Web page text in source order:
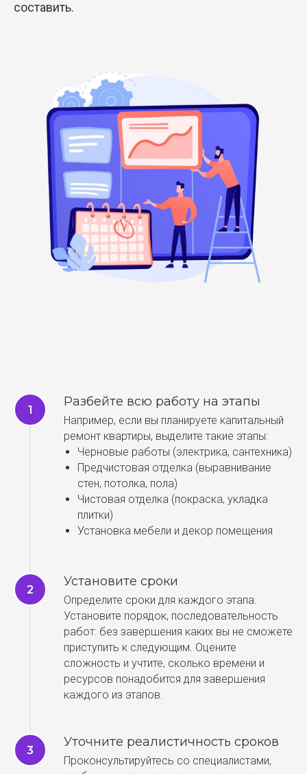
составить.
Разбейте всю работу на этапы
Например, если вы планируете капитальный
ремонт квартиры, выделите такие этапы:
Черновые работы (электрика, сантехника)
Предчистовая отделка (выравнивание
стен, потолка, пола)
Чистовая отделка (покраска, укладка
плитки)
Установка мебели и декор помещения
Установите сроки
Определите сроки для каждого этапа.
Установите порядок, последовательность
работ: без завершения каких вы не сможете
приступить к следующим. Оцените
сложность и учтите, сколько времени и
ресурсов понадобится для завершения
каждого из этапов.
Уточните реалистичность сроков
Проконсультируйтесь со специалистами,